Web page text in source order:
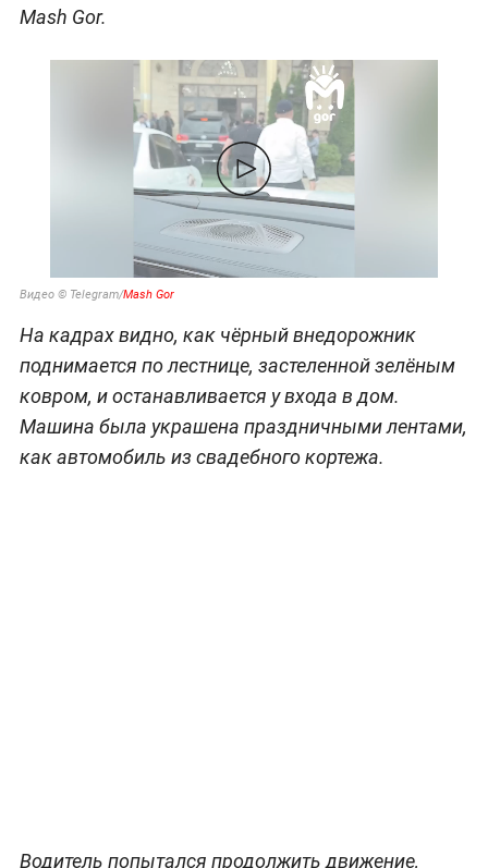
Mash Gor.
Видео © Telegram/Mash Gor
На кадрах видно, как чёрный внедорожник
поднимается по лестнице, застеленной зелёным
ковром, и останавливается у входа в дом.
Машина была украшена праздничными лентами,
как автомобиль из свадебного кортежа.
Водитель попытался продолжить движение,